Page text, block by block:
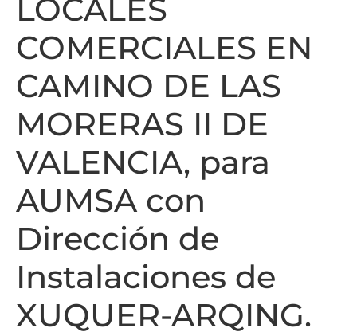
LOCALES
COMERCIALES EN
CAMINO DE LAS
MORERAS II DE
VALENCIA, para
AUMSA con
Dirección de
Instalaciones de
XUQUER-ARQING.